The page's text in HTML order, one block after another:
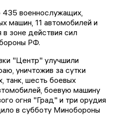
военнослужащих,
машин, 11 автомобилей и
в зоне действия сил
РФ.
"Центр" улучшили
уничтожив за сутки
танк, шесть боевых
боевую машину
огня "Град" и три орудия
в субботу Минобороны